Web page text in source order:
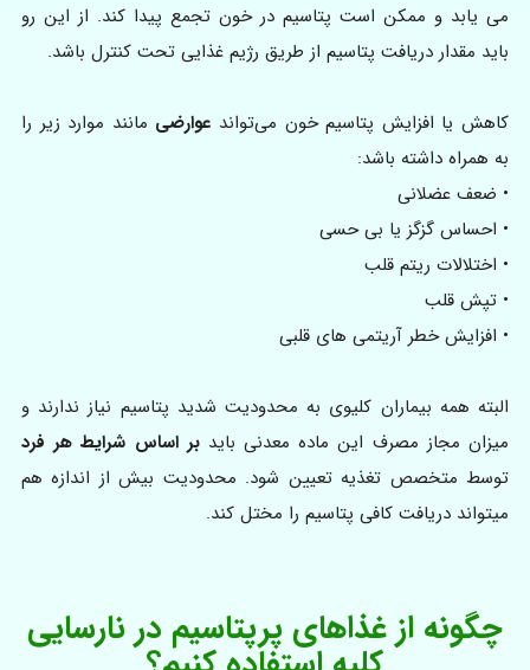
می‌ یابد و ممکن است پتاسیم در خون تجمع پیدا کند. از این رو
باید مقدار دریافت پتاسیم از طریق رژیم غذایی تحت کنترل باشد.
کاهش یا افزایش پتاسیم خون می‌تواند عوارضی مانند موارد زیر را
به همراه داشته باشد:
• ضعف عضلانی
• احساس گزگز یا بی‌ حسی
• اختلالات ریتم قلب
• تپش قلب
• افزایش خطر آریتمی‌ های قلبی
البته همه بیماران کلیوی به محدودیت شدید پتاسیم نیاز ندارند و
میزان مجاز مصرف این ماده معدنی بایدبر اساس شرایط هر فرد
توسط متخصص تغذیه تعیین شود. محدودیت بیش از اندازه هم
میتواند دریافت کافی پتاسیم را مختل کند.
چگونه از غذاهای پرپتاسیم در نارسایی